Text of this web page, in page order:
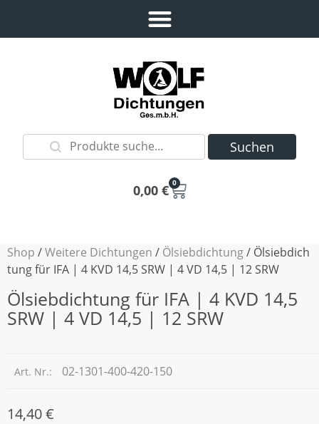
Suchen
0,00 € 0
Shop /Weitere Dichtungen / Ölsiebdichtung/ Ölsiebdich
tung für IFA | 4 KVD 14,5 SRW | 4 VD 14,5 | 12 SRW
Ölsiebdichtung für IFA | 4 KVD 14,5
SRW | 4 VD 14,5 | 12 SRW
Art. Nr.: 02-1301-400-420-150
14,40€